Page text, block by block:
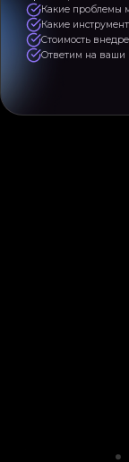
Какие проблемы
Какие
Стоимость
Ответим на ваши